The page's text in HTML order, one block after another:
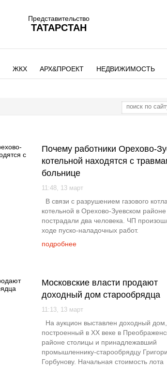
Представительство
ТАТАРСТАН
ЖКХ АРХ&ПРОЕКТ НЕДВИЖИМОСТЬ
Почему работники Орехово-
котельной находятся с
больнице
11:48, 13 март
В связи с разрушением газового
котельной в Орехово-Зуевском
пострадали два человека. ЧП
ходе пуско-наладочных работ.
подробнее
Московские власти продают
доходный дом старообрядца
11:13, 13 март
На аукцион выставлен доходный дом,
построенный в ХХ веке в
районе столицы и принадлежавший
промышленнику-старообрядцу
Горбунову. Начальная стоимость лота